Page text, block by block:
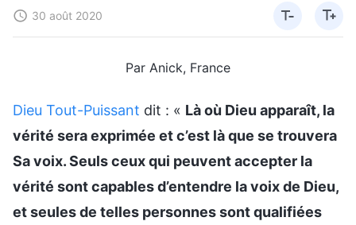
30 août 2020
Par Anick, France
Dieu Tout-Puissant dit : « Là où Dieu apparaît, la
vérité sera exprimée et c’est là que se trouvera
Sa voix. Seuls ceux qui peuvent accepter la
vérité sont capables d’entendre la voix de Dieu,
et seules de telles personnes sont qualifiées